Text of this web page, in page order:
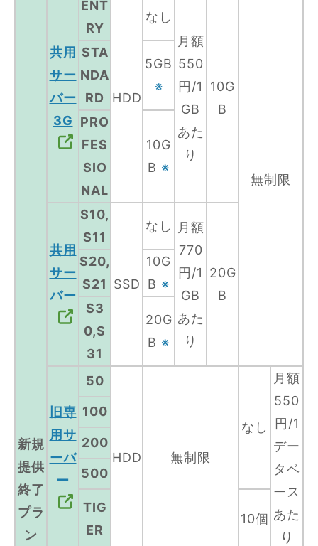
新規
提供
終了
プラ
ン
共用
サー
バー
3G
ENT
RY
HDD
なし
月額
550
円/1
GB
あた
り
10G
B
無制限
STA
NDA
RD
5GB
※
PRO
FES
SIO
NAL
10G
B ※
共用
サー
バー
S10,
S11
SSD
なし
月額
770
円/1
GB
あた
り
20G
B
S20,
S21
10G
B ※
S3
0,S
31
20G
B ※
旧専
用サ
ーバ
ー
50
HDD 無制限
なし
月額
550
円/1
デー
タベ
ース
あた
り
100
200
500
TIG
ER
10個